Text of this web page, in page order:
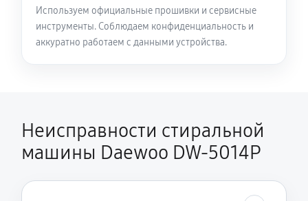
1170 руб 60 минут
1140 руб 60 минут
5014P
Используем официальные прошивки и сервисные
инструменты. Соблюдаем конфиденциальность и
аккуратно работаем с данными устройства.
Неисправности стиральной
машины Daewoo DW-5014P